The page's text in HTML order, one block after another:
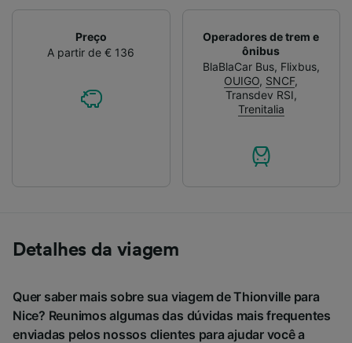
Preço
A partir de € 136
Operadores de trem e
ônibus
BlaBlaCar Bus, Flixbus,
OUIGO, SNCF,
Transdev RSI,
Trenitalia
Detalhes da viagem
Quer saber mais sobre sua viagem de Thionville para
Nice? Reunimos algumas das dúvidas mais frequentes
enviadas pelos nossos clientes para ajudar você a